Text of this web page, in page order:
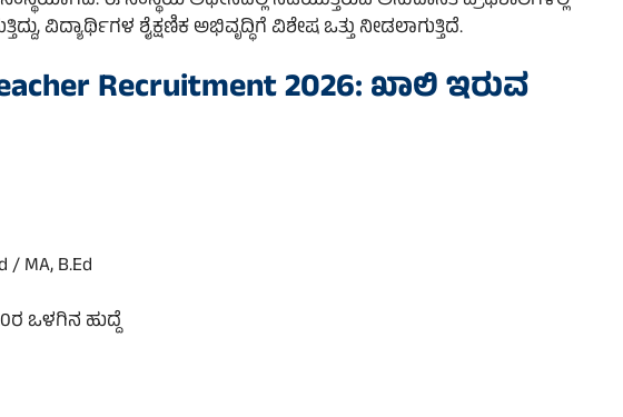
ವಿದ್ಯಾರ್ಥಿಗಳ ಶೈಕ್ಷಣಿಕ ಅಭಿವೃದ್ಧಿಗೆ ವಿಶೇಷ ಒತ್ತು ನೀಡಲಾಗುತ್ತಿದೆ.
Recruitment 2026: ಖಾಲಿ ಇರುವ
/ MA, B.Ed
ಒಳಗಿನ ಹುದ್ದೆ